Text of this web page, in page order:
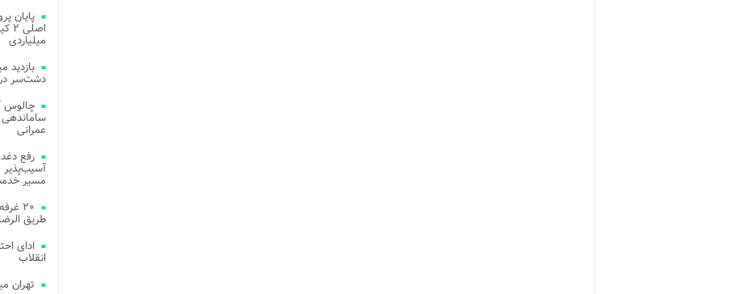
میلیاردی
دشت‌سر
چالوس
عمرانی
رفع
آسیب‌پذیر
مسیر
۲۰
طریق
ادای
انقلاب
تهران